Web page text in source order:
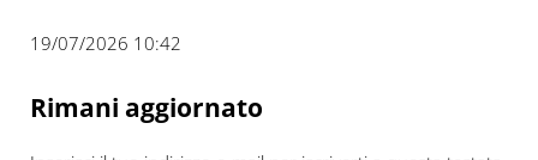
19/07/2026 10:42
Rimani aggiornato